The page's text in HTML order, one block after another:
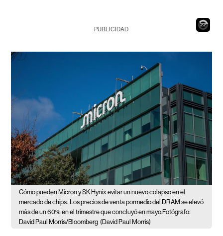
21
PUBLICIDAD
Cómo pueden Micron y SK Hynix evitar un nuevo colapso en el
mercado de chips. Los precios de venta pormedio del DRAM se elevó
más de un 60% en el trimestre que concluyó en mayo.Fotógrafo:
David Paul Morris/Bloomberg (David Paul Morris)